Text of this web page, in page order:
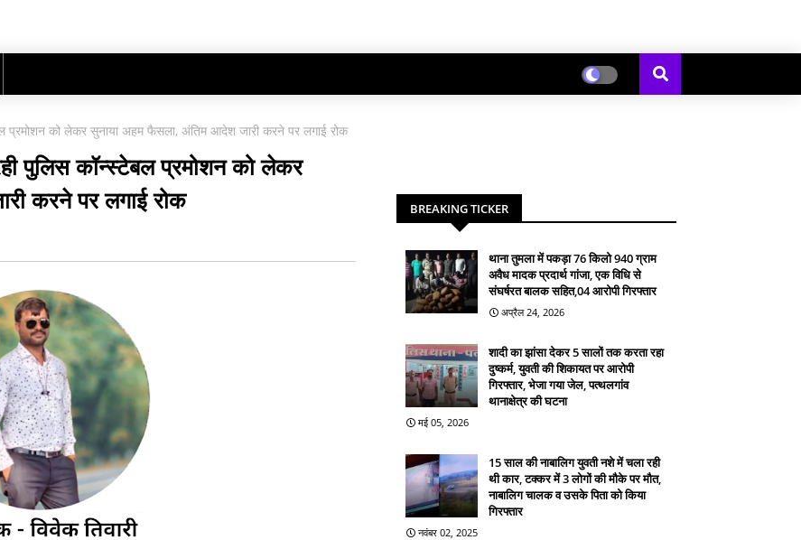
प्रमोशन को लेकर सुनाया अहम फैसला, अंतिम आदेश जारी करने पर लगाई रोक
पुलिस कॉन्स्टेबल प्रमोशन को लेकर
करने पर लगाई रोक
BREAKING TICKER
थाना तुमला में पकड़ा 76 किलो 940 ग्राम
अवैध मादक प्रदार्थ गांजा, एक विधि से
संघर्षरत बालक सहित,04 आरोपी गिरफ्तार
अप्रैल 24, 2026
शादी का झांसा देकर 5 सालों तक करता रहा
दुष्कर्म, युवती की शिकायत पर आरोपी
गिरफ्तार, भेजा गया जेल, पत्थलगांव
थानाक्षेत्र की घटना
मई 05, 2026
15 साल की नाबालिग युवती नशे में चला रही
थी कार, टक्कर में 3 लोगों की मौके पर मौत,
नाबालिग चालक व उसके पिता को किया
गिरफ्तार
नवंबर 02, 2025